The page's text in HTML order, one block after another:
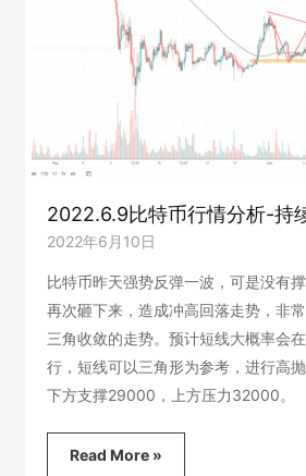
2022.6.9比特币行情分析-持
2022年6月10日
比特币昨天强势反弹一波，可是没有
再次砸下来，造成冲高回落走势，非
三角收敛的走势。预计短线大概率会
行，短线可以三角形为参考，进行高抛
下方支撑29000，上方压力32000。
2022.6.9
Read More »